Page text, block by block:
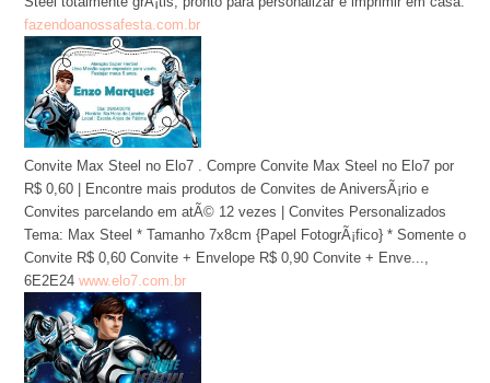
fazendoanossafesta.com.br
Convite Max Steel no Elo7 . Compre Convite Max Steel no Elo7 por
R$ 0,60 | Encontre mais produtos de Convites de AniversÃ¡rio e
Convites parcelando em atÃ© 12 vezes | Convites Personalizados
Tema: Max Steel * Tamanho 7x8cm {Papel FotogrÃ¡fico} * Somente o
Convite R$ 0,60 Convite + Envelope R$ 0,90 Convite + Enve...,
6E2E24 www.elo7.com.br